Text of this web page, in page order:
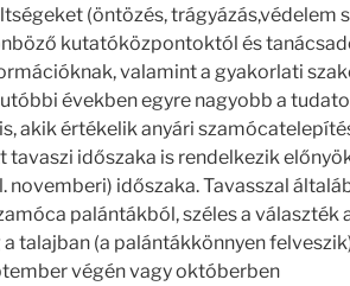
(öntözés, trágyázás,védelem
kutatóközpontoktól és
valamint a gyakorlati
években egyre nagyobb a
akik értékelik anyári
időszaka is rendelkezik
időszaka. Tavasszal
palántákból, széles a választék
talajban (a palántákkönnyen
végén vagy októberben